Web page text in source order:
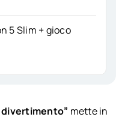
5 Slim + gioco
divertimento” mette in